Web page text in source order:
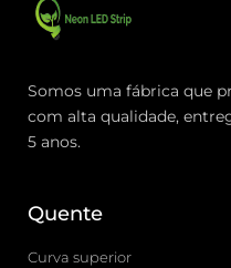
Somos uma fábrica que
com alta qualidade,
5 anos.
Quente
Curva superior